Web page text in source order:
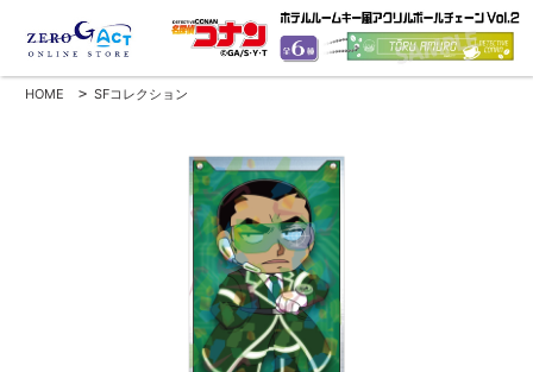
HOME > SFコレクション